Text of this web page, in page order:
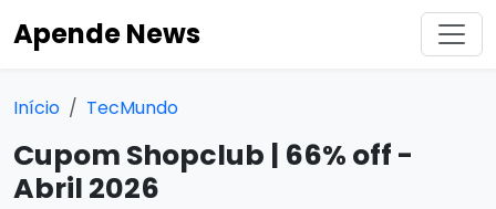
Apende News
Início TecMundo
Cupom Shopclub | 66% off -
Abril 2026